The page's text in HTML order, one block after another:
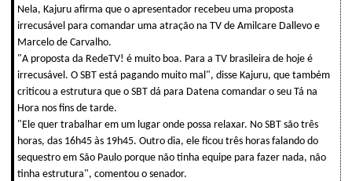
Nela, Kajuru afirma que o apresentador recebeu uma proposta
irrecusável para comandar uma atração na TV de Amilcare Dallevo e
Marcelo de Carvalho.
"A proposta da RedeTV! é muito boa. Para a TV brasileira de hoje é
irrecusável. O SBT está pagando muito mal", disse Kajuru, que também
criticou a estrutura que o SBT dá para Datena comandar o seu Tá na
Hora nos fins de tarde.
"Ele quer trabalhar em um lugar onde possa relaxar. No SBT são três
horas, das 16h45 às 19h45. Outro dia, ele ficou três horas falando do
sequestro em São Paulo porque não tinha equipe para fazer nada, não
tinha estrutura", comentou o senador.